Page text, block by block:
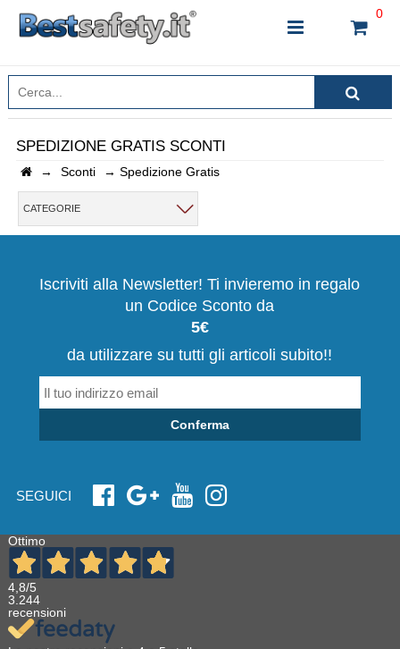
0
INSERISCI IL NOME DEL PRODOTTO CHE STAI
CERCANDO
CHIUDI RICERCA
SPEDIZIONE GRATIS SCONTI
→ Sconti → Spedizione Gratis
CATEGORIE
Iscriviti alla Newsletter! Ti invieremo in regalo
un Codice Sconto da
5€
da utilizzare su tutti gli articoli subito!!
Conferma
SEGUICI
Ottimo
4,8/5
3.244
recensioni